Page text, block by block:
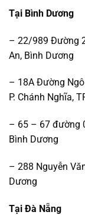
Tại Bình Dương
– 22/989 Đường
An, Bình Dương
– 18A Đường Ngô
P. Chánh Nghĩa,
– 65 – 67 đường
Bình Dương
– 288 Nguyễn
Dương
Tại Đà Nẵng